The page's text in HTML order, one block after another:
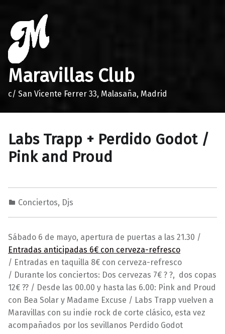
Maravillas Club
c/ San Vicente Ferrer 33, Malasaña, Madrid
Labs Trapp + Perdido Godot /
Pink and Proud
0
/
0
5
/
2
0
1
7
0
Conciertos, Djs
M
r
a
v
i
l
l
a
s
Sábado 6 de mayo, apertura de puertas a las 21.30 /
Entradas anticipadas 6€ con cerveza-refresco
/ Entradas en taquilla 8€ con cerveza-refresco
/ Durante los conciertos: Dos cervezas 7€ ? ?, dos copas
12€ ?? / Desde las 00.00 y hasta las 6.00: Pink and Proud
con Bea Solar y Madame Excuse / Labs Trapp vuelven a
Maravillas con su indie rock de corte clásico, esta vez
acompañados por los sevillanos Perdido Godot